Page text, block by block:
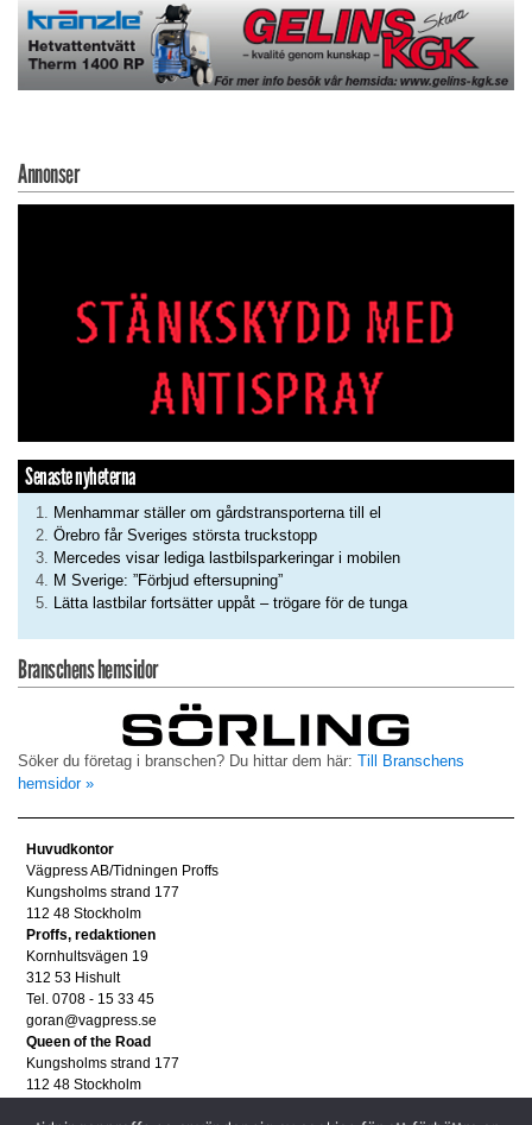
Annonser
Senaste nyheterna
Menhammar ställer om gårdstransporterna till el
Örebro får Sveriges största truckstopp
Mercedes visar lediga lastbilsparkeringar i mobilen
M Sverige: ”Förbjud eftersupning”
Lätta lastbilar fortsätter uppåt – trögare för de tunga
Branschens hemsidor
Söker du företag i branschen? Du hittar dem här: Till Branschens
hemsidor »
Huvudkontor
Vägpress AB/Tidningen Proffs
Kungsholms strand 177
112 48 Stockholm
Proffs, redaktionen
Kornhultsvägen 19
312 53 Hishult
Tel. 0708 - 15 33 45
goran@vagpress.se
Queen of the Road
Kungsholms strand 177
112 48 Stockholm